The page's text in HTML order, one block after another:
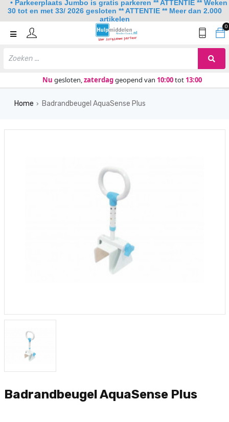
0
Nu gesloten,zaterdaggeopend van 10:00tot 13:00
Home
Home › Badrandbeugel AquaSense Plus
Badrandbeugel AquaSense Plus
• Parkeerplaats Jumbo is gratis parkeren ** ATTENTIE ** Weken
30 tot en met 33/ 2026 gesloten ** ATTENTIE ** Meer dan 2.000
artikelen